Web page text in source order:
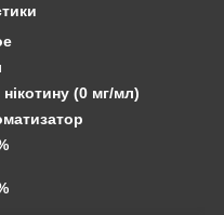
нікотину (0 мг/мл)